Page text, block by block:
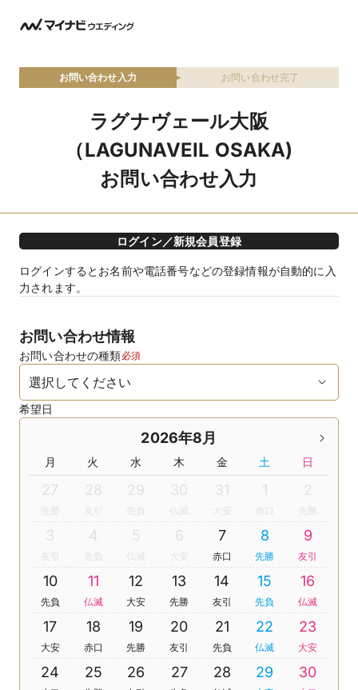
お問い合わせ入力 お問い合わせ完了
ラグナヴェール大阪
（LAGUNAVEIL OSAKA)
お問い合わせ入力
ログイン／新規会員登録
ログインするとお名前や電話番号などの登録情報が自動的に入
力されます。
お問い合わせ情報
お問い合わせの種類必須
希望日
2026年8月
月 火 水 木 金 土 日
27 28
友引
29
先負
30
仏滅
31
大安
1 2
3
友引
4
先負
5
仏滅
6
大安
7
赤口
8
先勝
9
友引
10
先負
11
仏滅
12
大安
13
先勝
14
友引
15
先負
16
仏滅
17
大安
18
赤口
19
先勝
20
友引
21
先負
22
仏滅
23
大安
24 25 26 27 28 29 30